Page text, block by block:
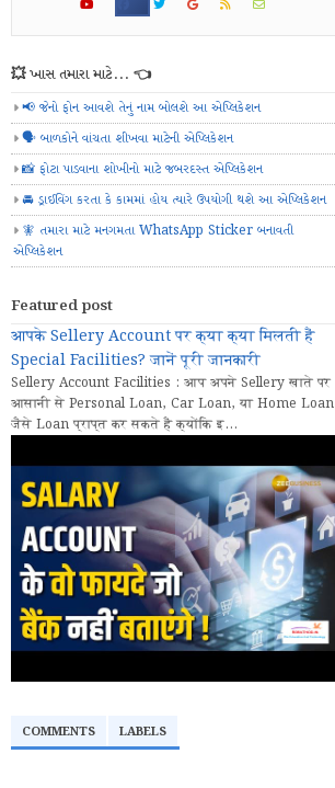
💥 ખાસ તમારા માટે... 👈
📢 જેનો ફોન આવશે તેનું નામ બોલશે આ એપ્લિકેશન
🗣️ બાળકોને વાંચતા શીખવા માટેની એપ્લિકેશન
📸 ફોટા પાડવાના શોખીનો માટે જબરદસ્ત એપ્લિકેશન
🚘 ડ્રાઈવિંગ કરતા કે કામમાં હોય ત્યારે ઉપયોગી થશે આ એપ્લિકેશન
🧚 તમારા માટે મનગમતા WhatsApp Sticker બનાવતી
એપ્લિકેશન
Featured post
आपके Sellery Account पर क्या क्या मिलती हैं
Special Facilities? जानें पूरी जानकारी
Sellery Account Facilities : आप अपने Sellery खाते पर
आसानी से Personal Loan, Car Loan, या Home Loan
जैसे Loan प्राप्त कर सकते हैं क्योंकि इ...
COMMENTS LABELS